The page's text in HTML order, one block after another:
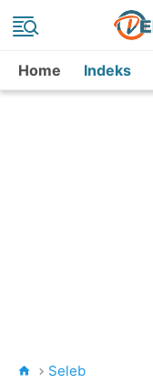
Home Indeks
Seleb